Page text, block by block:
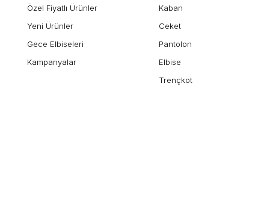
Özel Fiyatlı Ürünler
Yeni Ürünler
Gece Elbiseleri
Kampanyalar
Kaban
Ceket
Pantolon
Elbise
Trençkot